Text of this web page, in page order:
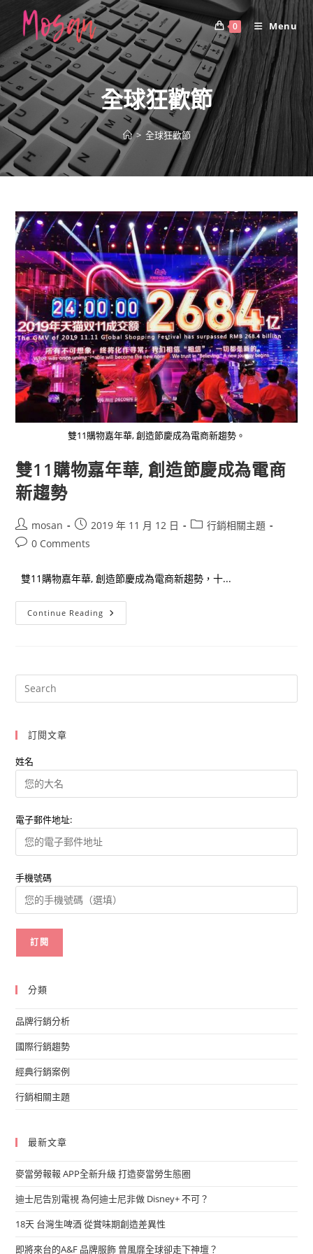
content
0 Menu
全球狂歡節
> 全球狂歡節
雙11購物嘉年華, 創造節慶成為電商新趨勢。
雙11購物嘉年華, 創造節慶成為電商
新趨勢
Post
author:
mosan
Post
published:
2019 年 11 月 12 日
Post行銷相關主題
Post0 Comments
雙11購物嘉年華, 創造節慶成為電商新趨勢，十...
Continue Reading 雙
11
華,
節
趨
訂閱文章
姓名
電子郵件地址:
手機號碼
分類
品牌行銷分析
國際行銷趨勢
經典行銷案例
行銷相關主題
最新文章
麥當勞報報 APP全新升級 打造麥當勞生態圈
迪士尼告別電視 為何迪士尼非做 Disney+ 不可？
18天 台灣生啤酒 從賞味期創造差異性
即將來台的A&F 品牌服飾 曾風靡全球卻走下神壇？